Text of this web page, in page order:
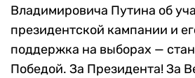
Владимировича Путина об
президентской кампании и
поддержка на выборах —
Победой. За Президента! За